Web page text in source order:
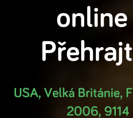
online
USA, Velká Británie,
2006,